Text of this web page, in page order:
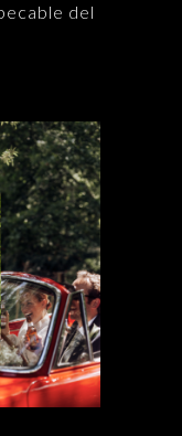
del